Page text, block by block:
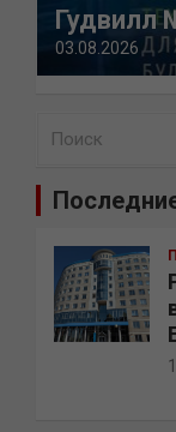
Гудвилл
03.08.2026